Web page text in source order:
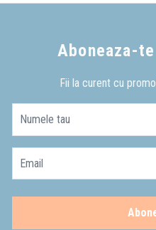
Aboneaza-
Fii la curent cu
Numele tau
Email